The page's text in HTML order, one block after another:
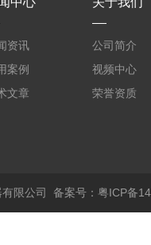
资讯
案例
文章
公司简介
视频中心
荣誉资质
限公司 备案号：粤ICP备